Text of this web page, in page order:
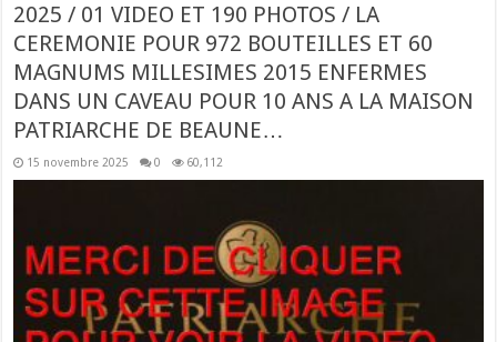
2025 / 01 VIDEO ET 190 PHOTOS / LA
CEREMONIE POUR 972 BOUTEILLES ET 60
MAGNUMS MILLESIMES 2015 ENFERMES
DANS UN CAVEAU POUR 10 ANS A LA MAISON
PATRIARCHE DE BEAUNE…
15 novembre 2025 0 60,112